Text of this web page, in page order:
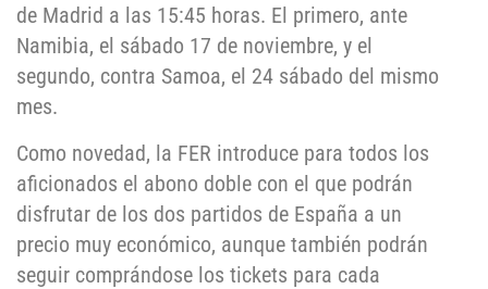
de Madrid a las 15:45 horas. El primero, ante
Namibia, el sábado 17 de noviembre, y el
segundo, contra Samoa, el 24 sábado del mismo
mes.
Como novedad, la FER introduce para todos los
aficionados el abono doble con el que podrán
disfrutar de los dos partidos de España a un
precio muy económico, aunque también podrán
seguir comprándose los tickets para cada